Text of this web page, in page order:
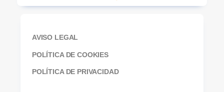
AVISO LEGAL
POLÍTICA DE COOKIES
POLÍTICA DE PRIVACIDAD